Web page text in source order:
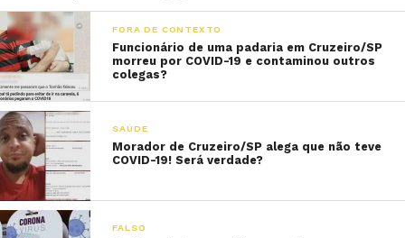
FORA DE CONTEXTO
Funcionário de uma padaria em Cruzeiro/SP
morreu por COVID-19 e contaminou outros
colegas?
SAÚDE
Morador de Cruzeiro/SP alega que não teve
COVID-19! Será verdade?
FALSO